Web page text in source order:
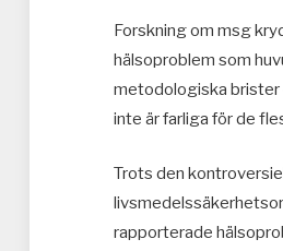
Forskning om msg
hälsoproblem som
metodologiska brister
inte är farliga för de
Trots den
rapporterade